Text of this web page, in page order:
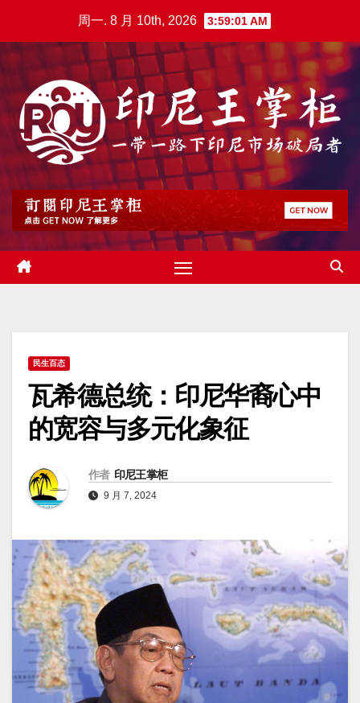
周一. 8 月 10th, 2026 3:59:02 AM
民生百态
瓦希德总统：印尼华裔心中
的宽容与多元化象征
作者 印尼王掌柜
9 月 7, 2024